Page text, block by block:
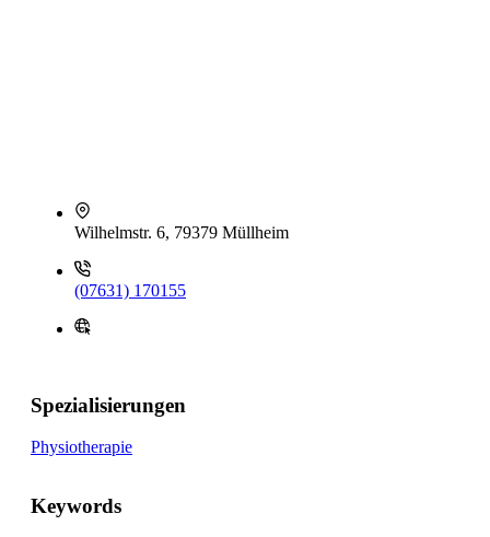
Wilhelmstr. 6, 79379 Müllheim
(07631) 170155
Spezialisierungen
Physiotherapie
Keywords